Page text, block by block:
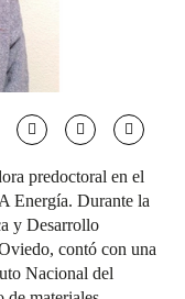
predoctoral en el
Energía. Durante la
y Desarrollo
contó con una
Nacional del